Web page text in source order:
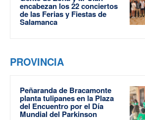
encabezan los 22 conciertos
de las Ferias y Fiestas de
Salamanca
PROVINCIA
Peñaranda de Bracamonte
planta tulipanes en la Plaza
del Encuentro por el Día
Mundial del Parkinson